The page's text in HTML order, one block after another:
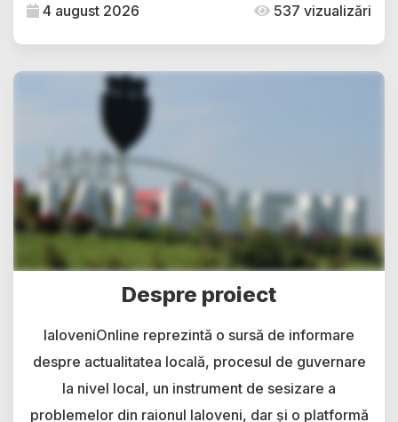
4 august 2026 537 vizualizări
Despre proiect
IaloveniOnline reprezintă o sursă de informare
despre actualitatea locală, procesul de guvernare
la nivel local, un instrument de sesizare a
problemelor din raionul Ialoveni, dar și o platformă